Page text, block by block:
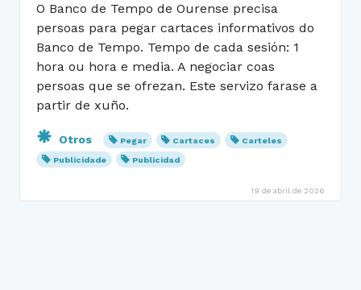
O Banco de Tempo de Ourense precisa
persoas para pegar cartaces informativos do
Banco de Tempo. Tempo de cada sesión: 1
hora ou hora e media. A negociar coas
persoas que se ofrezan. Este servizo farase a
partir de xuño.
Otros Pegar Cartaces
Carteles
Publicidade
Publicidad
19 de abril de 2026